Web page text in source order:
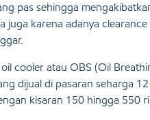
pas sehingga
juga karena adanya clearance
cooler atau OBS (Oil
dijual di pasaran seharga
kisaran 150 hingga 550